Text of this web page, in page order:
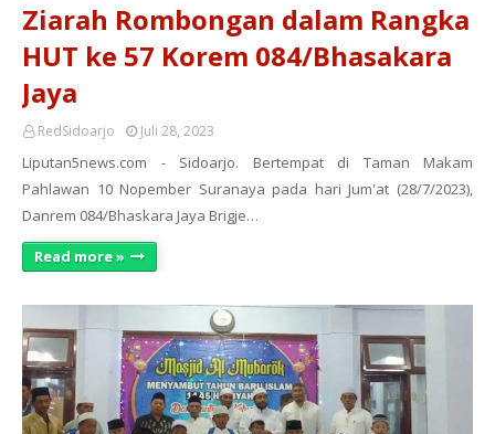
Ziarah Rombongan dalam Rangka
HUT ke 57 Korem 084/Bhasakara
Jaya
RedSidoarjo Juli 28, 2023
Liputan5news.com - Sidoarjo. Bertempat di Taman Makam
Pahlawan 10 Nopember Suranaya pada hari Jum'at (28/7/2023),
Danrem 084/Bhaskara Jaya Brigje…
Read more »